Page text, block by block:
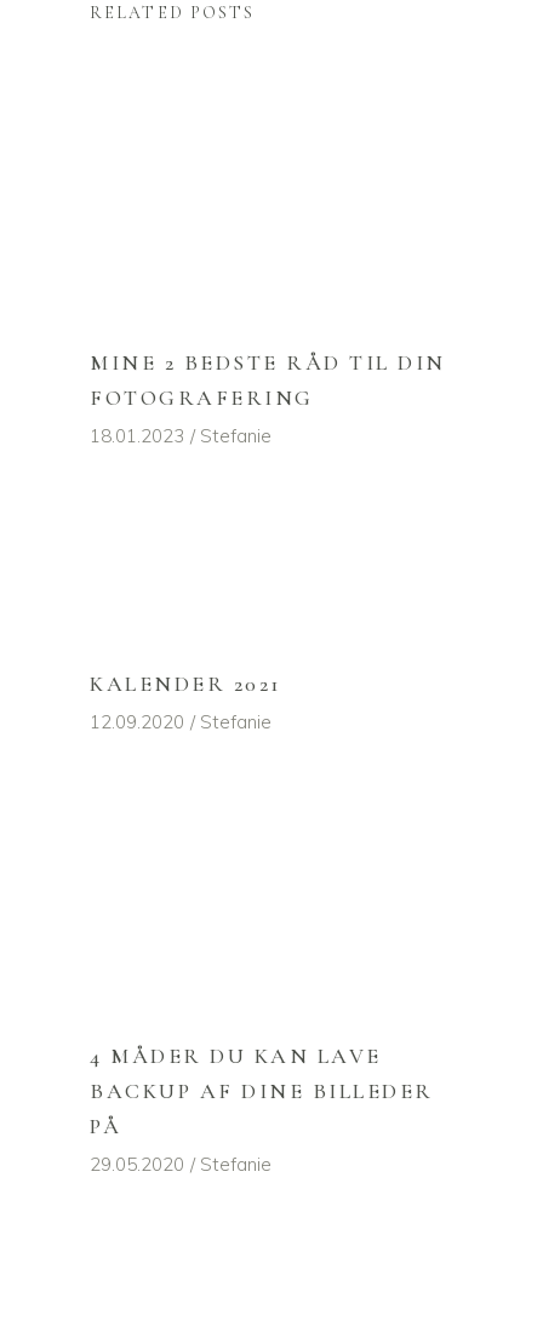
RELATED POSTS
MINE 2 BEDSTE RÅD TIL DIN
FOTOGRAFERING
18.01.2023 Stefanie
KALENDER 2021
12.09.2020 Stefanie
4 MÅDER DU KAN LAVE
BACKUP AF DINE BILLEDER
PÅ
29.05.2020 Stefanie